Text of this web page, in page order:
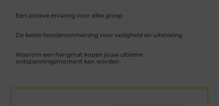
Een actieve ervaring voor elke groep
De beste hondenomheining voor veiligheid en uitstraling
Waarom een hangmat kopen jouw ultieme
ontspanningsmoment kan worden